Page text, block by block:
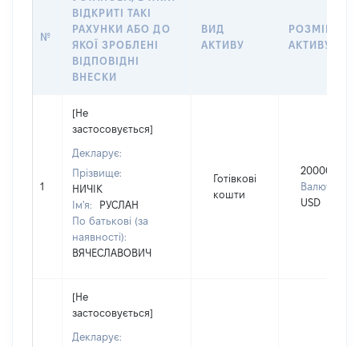
№
ВІДКРИТІ ТАКІ
РАХУНКИ АБО ДО
ЯКОЇ ЗРОБЛЕНІ
ВІДПОВІДНІ
ВНЕСКИ
ВИД
АКТИВУ
РОЗМІР
АКТИВУ
1
[Не
застосовується]
Декларує:
Прізвище:
НИЧІК
Ім'я:
РУСЛАН
По батькові (за
наявності):
ВЯЧЕСЛАВОВИЧ
Готівкові
кошти
20000
Валюта:
USD
[Не
застосовується]
Декларує: